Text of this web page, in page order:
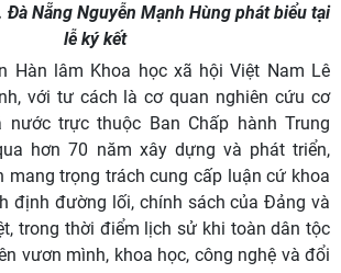
Đà Nẵng Nguyễn Mạnh Hùng phát biểu tại
lễ ký kết
Hàn lâm Khoa học xã hội Việt Nam Lê
với tư cách là cơ quan nghiên cứu cơ
nước trực thuộc Ban Chấp hành Trung
hơn 70 năm xây dựng và phát triển,
mang trọng trách cung cấp luận cứ khoa
định đường lối, chính sách của Đảng và
trong thời điểm lịch sử khi toàn dân tộc
vươn mình, khoa học, công nghệ và đổi